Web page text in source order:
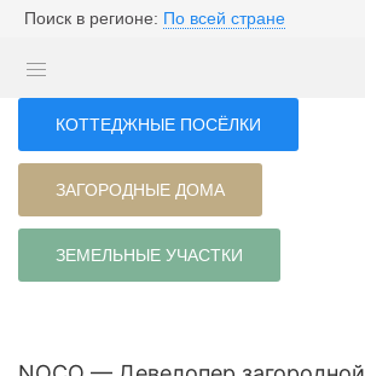
Поиск в регионе: По всей стране
КОТТЕДЖНЫЕ ПОСЁЛКИ
ЗАГОРОДНЫЕ ДОМА
ЗЕМЕЛЬНЫЕ УЧАСТКИ